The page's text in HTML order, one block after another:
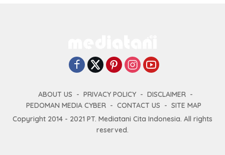
ABOUT US PRIVACY POLICY
DISCLAIMER
PEDOMAN MEDIA CYBER
CONTACT US
SITE MAP
Copyright 2014 - 2021 PT. Mediatani Cita Indonesia. All rights
reserved.